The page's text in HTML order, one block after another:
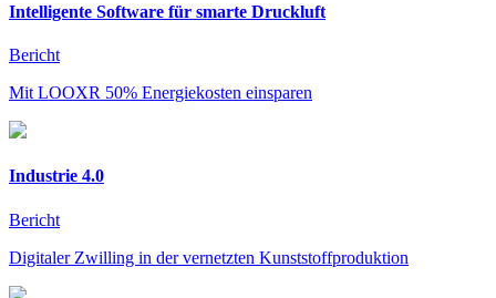
Intelligente Software für smarte Druckluft
Bericht
Mit LOOXR 50% Energiekosten einsparen
Industrie 4.0
Bericht
Digitaler Zwilling in der vernetzten Kunststoffproduktion